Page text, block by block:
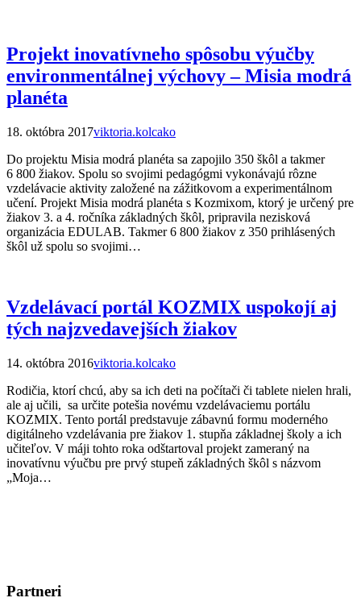
Projekt inovatívneho spôsobu výučby
environmentálnej výchovy – Misia modrá
planéta
18. októbra 2017viktoria.kolcako
Do projektu Misia modrá planéta sa zapojilo 350 škôl a takmer
6 800 žiakov. Spolu so svojimi pedagógmi vykonávajú rôzne
vzdelávacie aktivity založené na zážitkovom a experimentálnom
učení. Projekt Misia modrá planéta s Kozmixom, ktorý je určený pre
žiakov 3. a 4. ročníka základných škôl, pripravila nezisková
organizácia EDULAB. Takmer 6 800 žiakov z 350 prihlásených
škôl už spolu so svojimi…
Vzdelávací portál KOZMIX uspokojí aj
tých najzvedavejších žiakov
14. októbra 2016viktoria.kolcako
Rodičia, ktorí chcú, aby sa ich deti na počítači či tablete nielen hrali,
ale aj učili, sa určite potešia novému vzdelávaciemu portálu
KOZMIX. Tento portál predstavuje zábavnú formu moderného
digitálneho vzdelávania pre žiakov 1. stupňa základnej školy a ich
učiteľov. V máji tohto roka odštartoval projekt zameraný na
inovatívnu výučbu pre prvý stupeň základných škôl s názvom
„Moja…
Partneri